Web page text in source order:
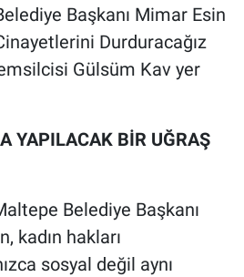
Başkanı Mimar Esin
Durduracağız
Gülsüm Kav yer
YAPILACAK BİR UĞRAŞ
Belediye Başkanı
kadın hakları
sosyal değil aynı